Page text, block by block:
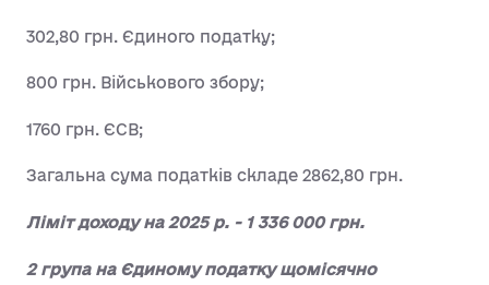
302,80 грн. Єдиного податку;
800 грн. Військового збору;
1760 грн. ЄСВ;
Загальна сума податків складе 2862,80 грн.
Ліміт доходу на 2025 р. - 1 336 000 грн.
2 група на Єдиному податку щомісячно